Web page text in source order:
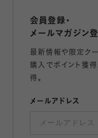
会員登録・
メールマガジン
最新情報や限定クー
購入でポイント獲
得。
メールアドレス